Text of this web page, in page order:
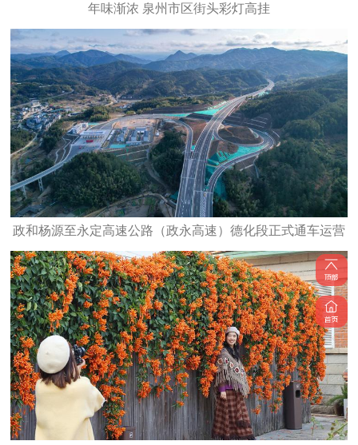
年味渐浓 泉州市区街头彩灯高挂
政和杨源至永定高速公路（政永高速）德化段正式通车运营